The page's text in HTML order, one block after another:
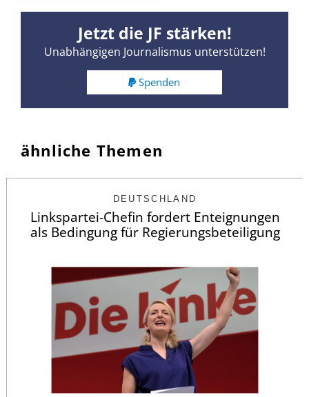
Jetzt die JF stärken!
Unabhängigen Journalismus unterstützen!
Spenden
ähnliche Themen
DEUTSCHLAND
Linkspartei-Chefin fordert Enteignungen
als Bedingung für Regierungsbeteiligung